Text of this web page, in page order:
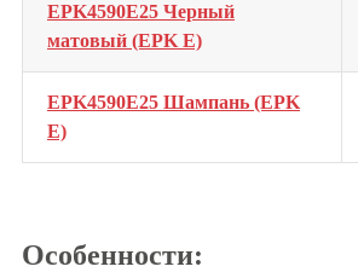
EPK4590E25 Черный
матовый (EPK E)
EPK4590E25 Шампань (EPK
E)
Особенности: